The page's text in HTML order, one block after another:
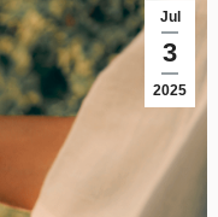
Jul
3
2025